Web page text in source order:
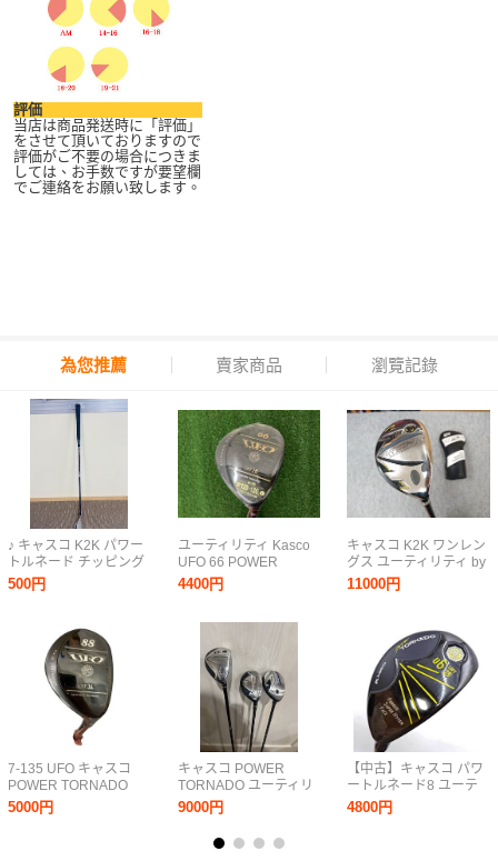
評価
当店は商品発送時に「評価」
をさせて頂いておりますので
評価がご不要の場合につきま
しては、お手数ですが要望欄
でご連絡をお願い致します。
為您推薦 賣家商品 瀏覽記錄
♪ キャスコ K2K パワー
トルネード チッピング
ウェッジ CW46° 35.5
インチ USTマミヤ
クグリップ kasco
500円
7-135 UFO キャスコ
POWER TORNADO
LOFT 34 88 UT フレッ
クスR R 42 4.5 ユーテ
5000円
ユーティリティ Kasco
UFO 66 POWER
TORNADO Falcon
FLEXL ロフト26 男性
4400円
キャスコ POWER
TORNADO ユーティリ
ティ■16°/28°/28°■3本
セット■純正カーボン
(R)【送料無料】
9000円
キャスコ K2K ワンレン
グス ユーティリティ by
POWER TORNADO パ
ワートルネード U6 26°
HY 55 (R) kasco
11000円
【中古】キャスコ パワ
ートルネード8 ユーテ
ィリティ U6 トゥルー
テンパーシャフト
4800円